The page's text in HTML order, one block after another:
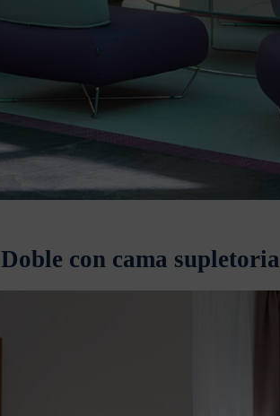
Doble con cama supletoria